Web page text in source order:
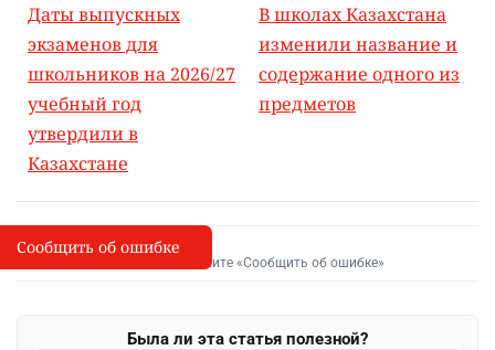
Даты выпускных
экзаменов для
школьников на 2026/27
учебный год
утвердили в
Казахстане
В школах Казахстана
изменили название и
содержание одного из
предметов
I
Сообщить об опечатке
Выделите фрагмент и нажмите «Сообщить об ошибке»
Была ли эта статья полезной?
Сообщить об ошибке